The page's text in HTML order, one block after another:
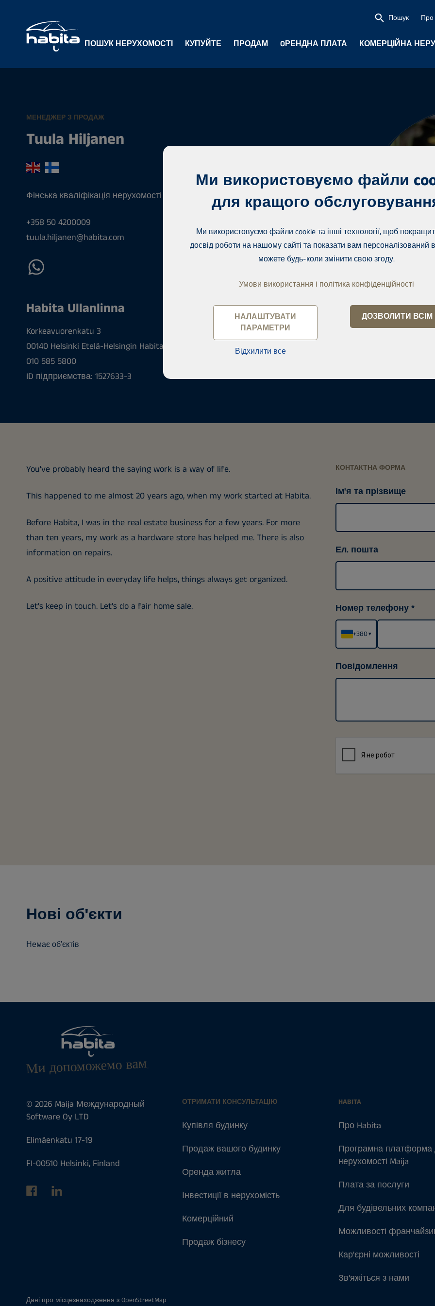
ПОШУК НЕРУХОМОСТІ КУПУЙТЕ ПРОДАМ OРЕНДНА ПЛАТА КОМЕРЦІЙНА
Пошук Про
МЕНЕДЖЕР З ПРОДАЖ
Tuula Hiljanen
Фінська кваліфікація нерухомості
+358 50 4200009
tuula.hiljanen@habita.com
Habita Ullanlinna
Korkeavuorenkatu 3
00140 Helsinki Etelä-Helsingin Habita Oy, Habita Ullanlinna
010 585 5800
ID підприємства: 1527633-3
You've probably heard the saying work is a way of life.
This happened to me almost 20 years ago, when my work started at Habita.
Before Habita, I was in the real estate business for a few years. For more
than ten years, my work as a hardware store has helped me. There is also
information on repairs.
A positive attitude in everyday life helps, things always get organized.
Let's keep in touch. Let's do a fair home sale.
КОНТАКТНА ФОРМА
Ім'я та прізвище
Ел. пошта
Номер телефону
+380▾
Повідомлення
Нові об'єкти
Немає об'єктів
Ми допоможемо вам.
ОТРИМАТИ КОНСУЛЬТАЦІЮ
Купівля будинку
Продаж вашого будинку
Оренда житла
Інвестиції в нерухомість
Комерційний
Продаж бізнесу
HABITA
Про Habita
Програмна платформа
нерухомості Maija
Плата за послуги
Для будівельних
Можливості
Кар'єрні можливості
Зв'яжіться з нами
© 2026 Maija Международный
Software Oy LTD
Elimäenkatu 17-19
FI-00510 Helsinki, Finland
Дані про місцезнаходження з OpenStreetMap
Ми використовуємо файли
для кращого
Ми використовуємо файли cookie та інші технології, щоб
досвід роботи на нашому сайті та показати вам персоналізований
можете будь-коли змінити свою згоду.
Умови використання і політика конфіденційності
НАЛАШТУВАТИ
ПАРАМЕТРИ
Відхилити все
ДОЗВОЛИТИ ВСІМ